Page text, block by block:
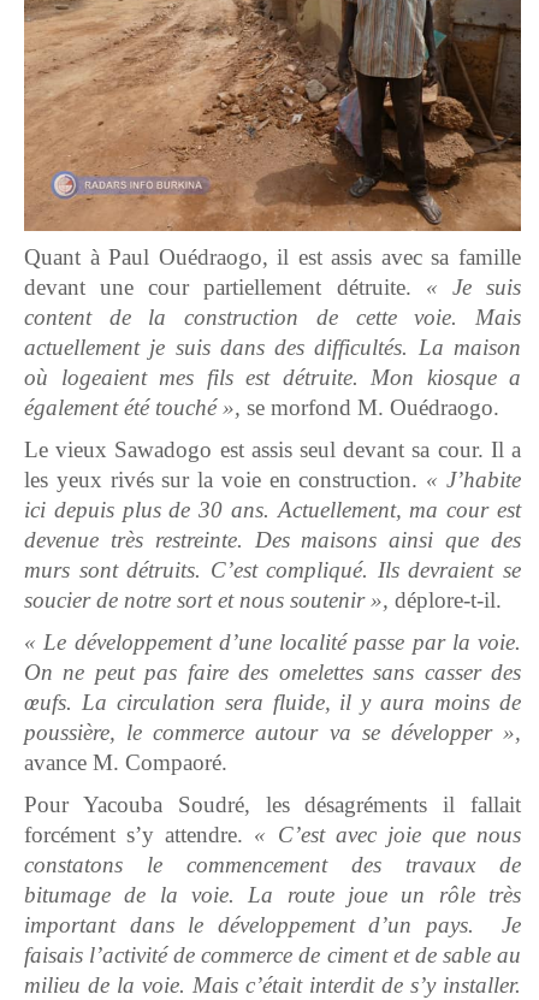
Quant à Paul Ouédraogo, il est assis avec sa famille
devant une cour partiellement détruite. « Je suis
content de la construction de cette voie. Mais
actuellement je suis dans des difficultés. La maison
où logeaient mes fils est détruite. Mon kiosque a
également été touché », se morfond M. Ouédraogo.
Le vieux Sawadogo est assis seul devant sa cour. Il a
les yeux rivés sur la voie en construction. « J’habite
ici depuis plus de 30 ans. Actuellement, ma cour est
devenue très restreinte. Des maisons ainsi que des
murs sont détruits. C’est compliqué. Ils devraient se
soucier de notre sort et nous soutenir », déplore-t-il.
« Le développement d’une localité passe par la voie.
On ne peut pas faire des omelettes sans casser des
œufs. La circulation sera fluide, il y aura moins de
poussière, le commerce autour va se développer »,
avance M. Compaoré.
Pour Yacouba Soudré, les désagréments il fallait
forcément s’y attendre. « C’est avec joie que nous
constatons le commencement des travaux de
bitumage de la voie. La route joue un rôle très
important dans le développement d’un pays. Je
faisais l’activité de commerce de ciment et de sable au
milieu de la voie. Mais c’était interdit de s’y installer.